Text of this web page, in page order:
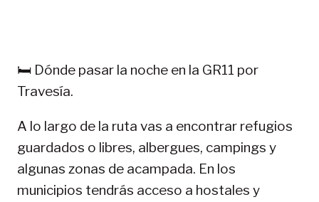
11-
🛏️ Dónde pasar la noche en la GR11 por
Travesía.
A lo largo de la ruta vas a encontrar refugios
guardados o libres, albergues, campings y
algunas zonas de acampada. En los
municipios tendrás acceso a hostales y